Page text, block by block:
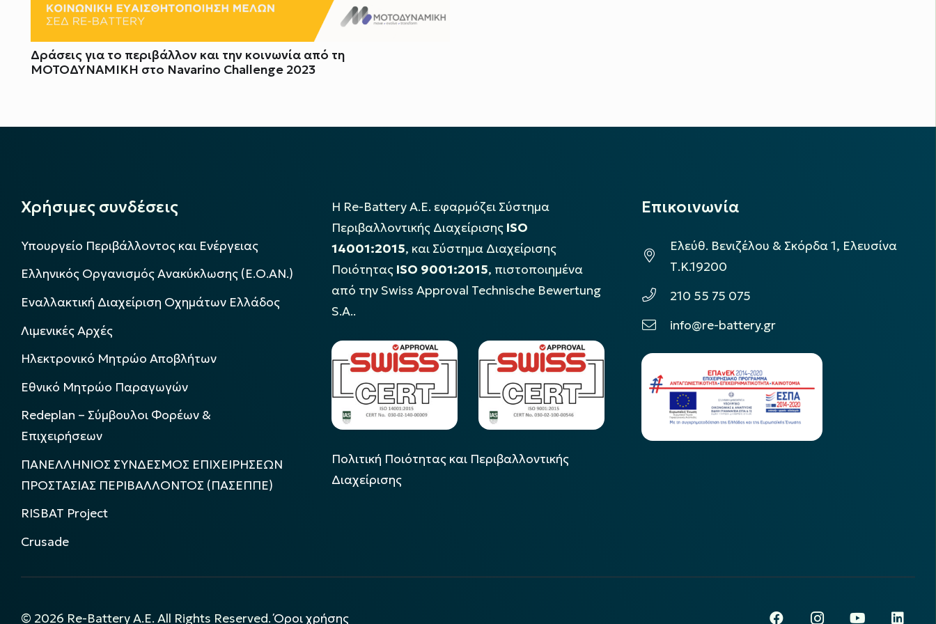
Δράσεις για το περιβάλλον και την κοινωνία από τη
ΜΟΤΟΔΥΝΑΜΙΚΗ στο Navarino Challenge 2023
Χρήσιμες συνδέσεις
Υπουργείο Περιβάλλοντος και Ενέργειας
Ελληνικός Οργανισμός Ανακύκλωσης (Ε.Ο.ΑΝ.)
Εναλλακτική Διαχείριση Οχημάτων Ελλάδος
Λιμενικές Αρχές
Ηλεκτρονικό Μητρώο Αποβλήτων
Εθνικό Μητρώο Παραγωγών
Redeplan – Σύμβουλοι Φορέων &
Επιχειρήσεων
ΠΑΝΕΛΛΗΝΙΟΣ ΣΥΝΔΕΣΜΟΣ ΕΠΙΧΕΙΡΗΣΕΩΝ
ΠΡΟΣΤΑΣΙΑΣ ΠΕΡΙΒΑΛΛΟΝΤΟΣ (ΠΑΣΕΠΠΕ)
RISBAT Project
Crusade
Η Re-Battery Α.Ε. εφαρμόζει Σύστημα
Περιβαλλοντικής Διαχείρισης ISO
14001:2015, και Σύστημα Διαχείρισης
Ποιότητας ISO 9001:2015, πιστοποιημένα
από την Swiss Approval Technische Bewertung
S.A..
Πολιτική Ποιότητας και Περιβαλλοντικής
Διαχείρισης
Επικοινωνία
Ελεύθ. Βενιζέλου & Σκόρδα 1, Ελευσίνα
Τ.Κ.19200
210 55 75 075
info@re-battery.gr
© 2026 Re-Battery A.E. All Rights Reserved.Όροι χρήσης